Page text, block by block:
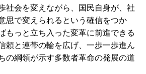
社会を変えながら、国民自身が、社
思で変えられるという確信をつか
もっと立ち入った変革に前進できる
頼と連帯の輪を広げ、一歩一歩進ん
の綱領が示す多数者革命の発展の道